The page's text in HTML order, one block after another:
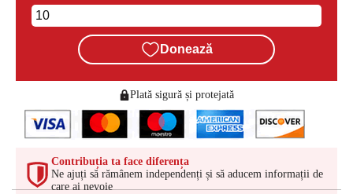
Donează
Plată sigură și protejată
Contribuția ta face diferența
Ne ajuți să rămânem independenți și să aducem informații de
care ai nevoie